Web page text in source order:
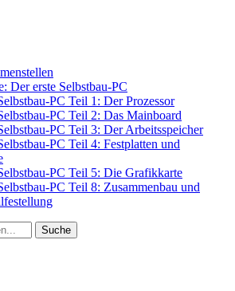
Der erste Selbstbau-PC
PC Teil 1: Der Prozessor
PC Teil 2: Das Mainboard
PC Teil 3: Der Arbeitsspeicher
PC Teil 4: Festplatten und
PC Teil 5: Die Grafikkarte
PC Teil 8: Zusammenbau und
Suche